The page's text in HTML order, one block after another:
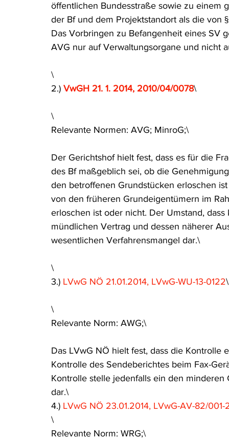
öffentlichen Bundesstraße sowie zu einem
der Bf und dem Projektstandort als die von
Das Vorbringen zu Befangenheit eines SV
AVG nur auf Verwaltungsorgane und nicht
\
2.) VwGH 21. 1. 2014, 2010/04/0078\
\
Relevante Normen: AVG; MinroG;\
Der Gerichtshof hielt fest, dass es für die
des Bf maßgeblich sei, ob die
den betroffenen Grundstücken erloschen
von den früheren Grundeigentümern im
erloschen ist oder nicht. Der Umstand,
mündlichen Vertrag und dessen näherer
wesentlichen Verfahrensmangel dar.\
\
3.) LVwG NÖ 21.01.2014, LVwG-WU-13-0122\
\
Relevante Norm: AWG;\
Das LVwG NÖ hielt fest, dass die Kontrolle
Kontrolle des Sendeberichtes beim Fax-
Kontrolle stelle jedenfalls ein den
dar.\
4.) LVwG NÖ 23.01.2014, LVwG-AV-82/001-
\
Relevante Norm: WRG;\